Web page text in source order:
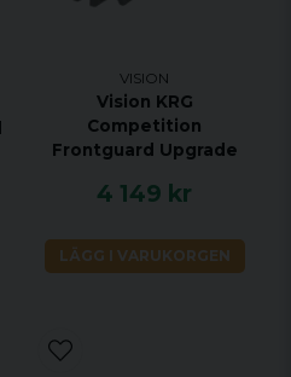
VISION
Vision KRG
Competition
Frontguard Upgrade
4 149 kr
LÄGG I VARUKORGEN